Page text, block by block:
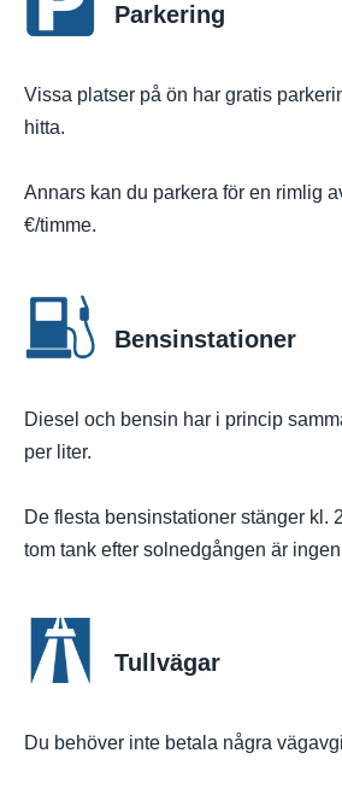
Parkering
Vissa platser på ön har gratis
hitta.
Annars kan du parkera för en rimlig
€/timme.
Bensinstationer
Diesel och bensin har i princip
per liter.
De flesta bensinstationer stänger kl.
tom tank efter solnedgången är
Tullvägar
Du behöver inte betala några